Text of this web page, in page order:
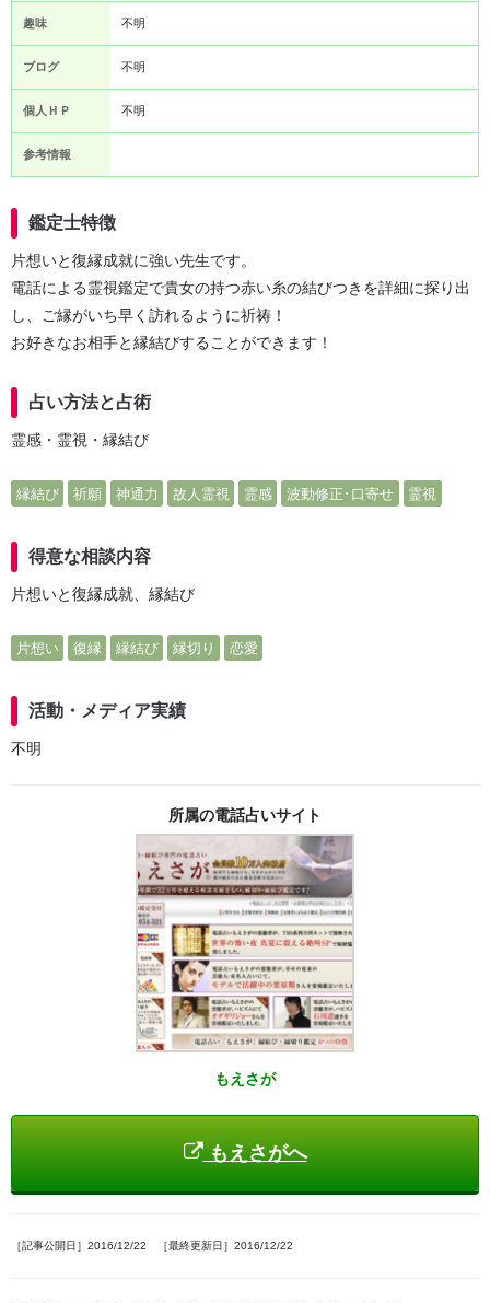
趣味 不明
ブログ 不明
個人ＨＰ 不明
参考情報
鑑定士特徴
片想いと復縁成就に強い先生です。
電話による霊視鑑定で貴女の持つ赤い糸の結びつきを詳細に探り出
し、ご縁がいち早く訪れるように祈祷！
お好きなお相手と縁結びすることができます！
占い方法と占術
霊感・霊視・縁結び
縁結び 祈願 神通力 故人霊視 霊感 波動修正･口寄せ 霊視
得意な相談内容
片想いと復縁成就、縁結び
片想い 復縁 縁結び 縁切り 恋愛
活動・メディア実績
不明
所属の電話占いサイト
もえさが
もえさがへ
［記事公開日］2016/12/22 ［最終更新日］2016/12/22